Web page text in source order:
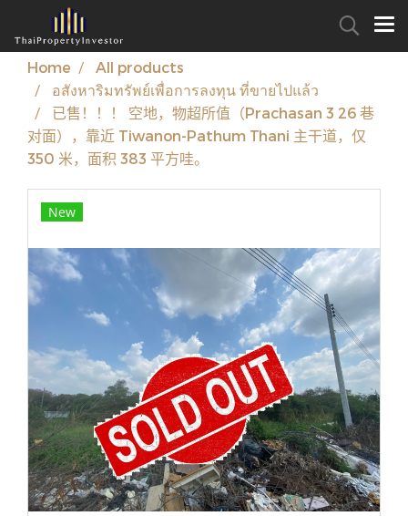
Home
All products
อสังหาริมทรัพย์เพื่อการลงทุน ที่ขายไปแล้ว
已售！！！ 空地，物超所值（Prachasan 3 26 巷
对面），靠近 Tiwanon-Pathum Thani 主干道，仅
350 米，面积 383 平方哇。
New